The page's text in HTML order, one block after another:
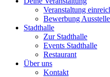
Veranstaltung
Bewerbung
Stadthalle
Zur Stadthalle
Events Stadthalle
Restaurant
Über uns
Kontakt